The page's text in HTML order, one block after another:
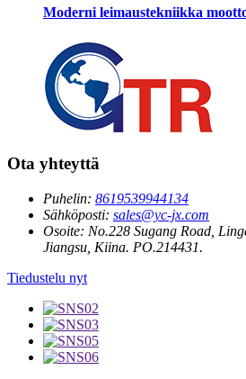
Moderni leimaustekniikka
Ota yhteyttä
Puhelin: 8619539944134
Sähköposti: sales@yc-jx.com
Osoite: No.228 Sugang Road,
Jiangsu, Kiina. PO.214431.
Tiedustelu nyt